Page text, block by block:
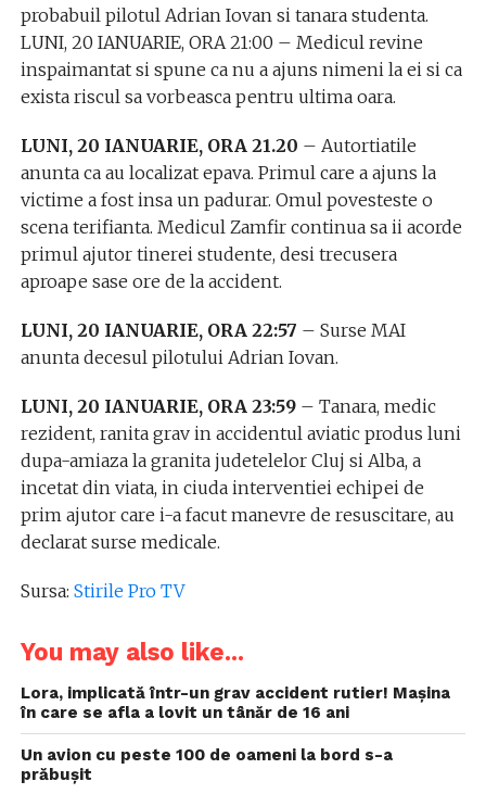
probabuil pilotul Adrian Iovan si tanara studenta.
LUNI, 20 IANUARIE, ORA 21:00 – Medicul revine
inspaimantat si spune ca nu a ajuns nimeni la ei si ca
exista riscul sa vorbeasca pentru ultima oara.
LUNI, 20 IANUARIE, ORA 21.20 – Autortiatile
anunta ca au localizat epava. Primul care a ajuns la
victime a fost insa un padurar. Omul povesteste o
scena terifianta. Medicul Zamfir continua sa ii acorde
primul ajutor tinerei studente, desi trecusera
aproape sase ore de la accident.
LUNI, 20 IANUARIE, ORA 22:57 – Surse MAI
anunta decesul pilotului Adrian Iovan.
LUNI, 20 IANUARIE, ORA 23:59 – Tanara, medic
rezident, ranita grav in accidentul aviatic produs luni
dupa-amiaza la granita judetelelor Cluj si Alba, a
incetat din viata, in ciuda interventiei echipei de
prim ajutor care i-a facut manevre de resuscitare, au
declarat surse medicale.
Sursa: Stirile Pro TV
You may also like...
Lora, implicată într-un grav accident rutier! Mașina
în care se afla a lovit un tânăr de 16 ani
Un avion cu peste 100 de oameni la bord s-a
prăbușit